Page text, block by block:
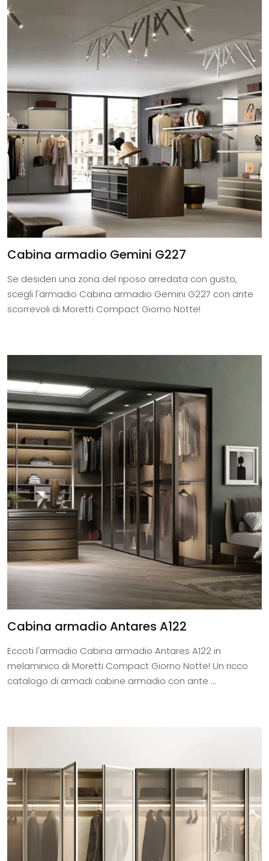
Cabina armadio Gemini G227
Se desideri una zona del riposo arredata con gusto,
scegli l'armadio Cabina armadio Gemini G227 con ante
scorrevoli di Moretti Compact Giorno Notte!
Cabina armadio Antares A122
Eccoti l'armadio Cabina armadio Antares A122 in
melaminico di Moretti Compact Giorno Notte! Un ricco
catalogo di armadi cabine armadio con ante ...